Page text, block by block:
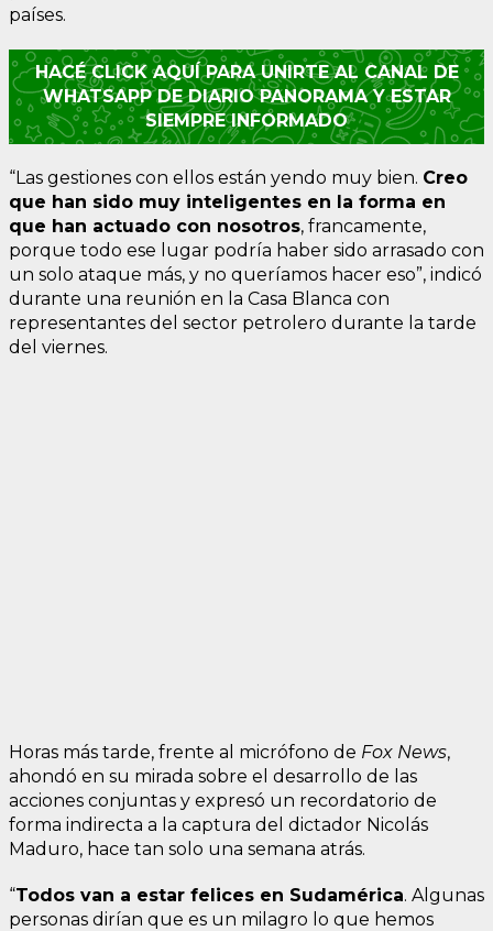
países.
HACÉ CLICK AQUÍ PARA UNIRTE AL CANAL DE
WHATSAPP DE DIARIO PANORAMA Y ESTAR
SIEMPRE INFORMADO
“Las gestiones con ellos están yendo muy bien. Creo
que han sido muy inteligentes en la forma en
que han actuado con nosotros, francamente,
porque todo ese lugar podría haber sido arrasado con
un solo ataque más, y no queríamos hacer eso”, indicó
durante una reunión en la Casa Blanca con
representantes del sector petrolero durante la tarde
del viernes.
Horas más tarde, frente al micrófono de Fox News,
ahondó en su mirada sobre el desarrollo de las
acciones conjuntas y expresó un recordatorio de
forma indirecta a la captura del dictador Nicolás
Maduro, hace tan solo una semana atrás.
“Todos van a estar felices en Sudamérica. Algunas
personas dirían que es un milagro lo que hemos